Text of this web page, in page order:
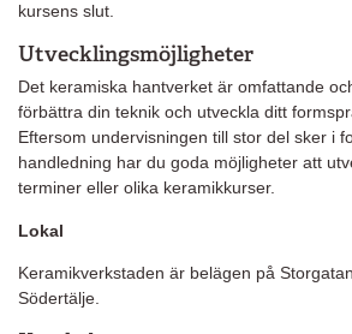
kursens slut.
Utvecklingsmöjligheter
Det keramiska hantverket är omfattande
förbättra din teknik och utveckla ditt
Eftersom undervisningen till stor del sker i
handledning har du goda möjligheter att
terminer eller olika keramikkurser.
Lokal
Keramikverkstaden är belägen på
Södertälje.